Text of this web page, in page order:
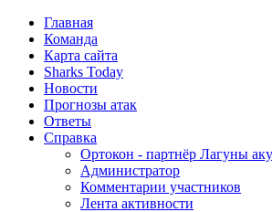
Главная
Команда
Карта сайта
Sharks Today
Новости
Прогнозы атак
Ответы
Справка
Ортокон - партнёр Лагуны
Администратор
Комментарии участников
Лента активности